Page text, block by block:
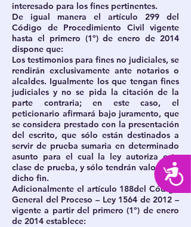
interesado para los fines pertinentes.
De igual manera el artículo 299 del
Código de Procedimiento Civil vigente
hasta el primero (1º) de enero de 2014
dispone que:
Los testimonios para fines no judiciales, se
rendirán exclusivamente ante notarios o
alcaldes. Igualmente los que tengan fines
judiciales y no se pida la citación de la
parte contraria; en este caso, el
peticionario afirmará bajo juramento, que
se considera prestado con la presentación
del escrito, que sólo están destinados a
servir de prueba sumaria en determinado
asunto para el cual la ley autoriza esta
clase de prueba, y sólo tendrán valor para
dicho fin.
Adicionalmente el artículo 188del Código
General del Proceso – Ley 1564 de 2012 –
vigente a partir del primero (1º) de enero
de 2014 establece: